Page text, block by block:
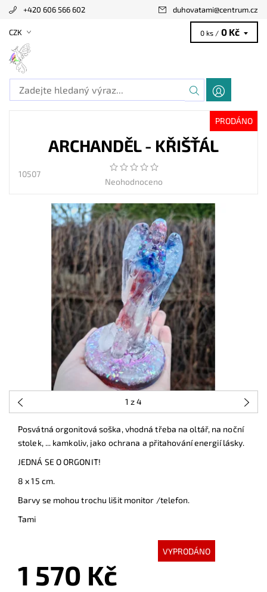
+420 606 566 602 duhovatami@centrum.cz
CZK 0 ks / 0 Kč
PRODÁNO
ARCHANDĚL - KŘIŠŤÁL
10507
Neohodnoceno
1 z 4
Posvátná orgonitová soška, vhodná třeba na oltář, na noční
stolek, ... kamkoliv, jako ochrana a přitahování energií lásky.
JEDNÁ SE O ORGONIT!
8 x 15 cm.
Barvy se mohou trochu lišit monitor /telefon.
Tami
VYPRODÁNO
1 570 Kč